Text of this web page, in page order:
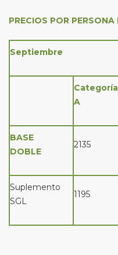
PRECIOS POR PERSONA
Septiembre
Categoría
A
BASE
DOBLE
2135
Suplemento
SGL
1195